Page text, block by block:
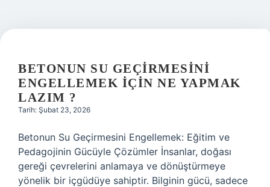
BETONUN SU GEÇIRMESINI
ENGELLEMEK IÇIN NE YAPMAK
LAZIM ?
Tarih: Şubat 23, 2026
Betonun Su Geçirmesini Engellemek: Eğitim ve
Pedagojinin Gücüyle Çözümler İnsanlar, doğası
gereği çevrelerini anlamaya ve dönüştürmeye
yönelik bir içgüdüye sahiptir. Bilginin gücü, sadece